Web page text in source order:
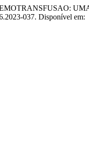
037. Disponível em: